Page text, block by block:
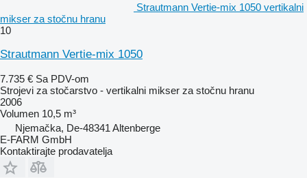
Strautmann Vertie-mix 1050 vertikalni
mikser za stočnu hranu
10
Strautmann Vertie-mix 1050
7.735 € Sa PDV-om
Strojevi za stočarstvo - vertikalni mikser za stočnu hranu
2006
Volumen 10,5 m³
Njemačka, De-48341 Altenberge
E-FARM GmbH
Kontaktirajte prodavatelja